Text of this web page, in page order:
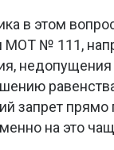
в этом
МОТ № 111,
запрет
на это